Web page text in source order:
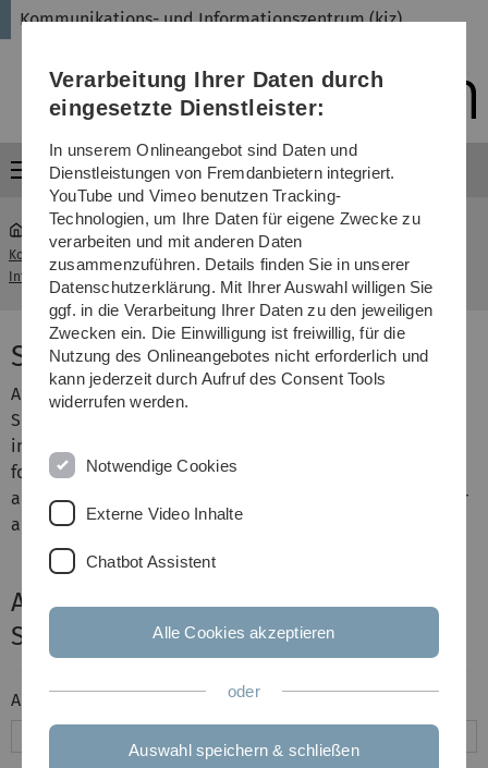
Direkt
Direkt
Direkt
(Sprache,
Drucken,
Media)
Direkt
Direkt
Kommunikations- und Informationszentrum (kiz)
Menü
Kommunikations- und
Informationszentrum (kiz)
...
Semesterapparat verwalten
Am Ende eines Semesters fragen wir Sie, was mit Ihrem
Semesterapparat geschehen soll. Sie können uns helfen,
indem Sie uns mitteilen, ob Ihr Semesterapparat für das
folgende Semester stehenbleiben soll, oder wir ihn
abräumen können. Füllen Sie bitte das folgende Formular
aus:
Angaben zur Verwaltung eines
Semesterapparats
Ansprechpartner:
Verarbeitung Ihrer Daten durch
eingesetzte Dienstleister:
In unserem Onlineangebot sind Daten und
Dienstleistungen von Fremdanbietern integriert.
YouTube und Vimeo benutzen Tracking-
Technologien, um Ihre Daten für eigene Zwecke zu
verarbeiten und mit anderen Daten
zusammenzuführen. Details finden Sie in unserer
Datenschutzerklärung. Mit Ihrer Auswahl willigen Sie
ggf. in die Verarbeitung Ihrer Daten zu den jeweiligen
Zwecken ein. Die Einwilligung ist freiwillig, für die
Nutzung des Onlineangebotes nicht erforderlich und
kann jederzeit durch Aufruf des Consent Tools
widerrufen werden.
Notwendige Cookies
Externe Video Inhalte
Chatbot Assistent
Alle Cookies akzeptieren
oder
Auswahl speichern & schließen